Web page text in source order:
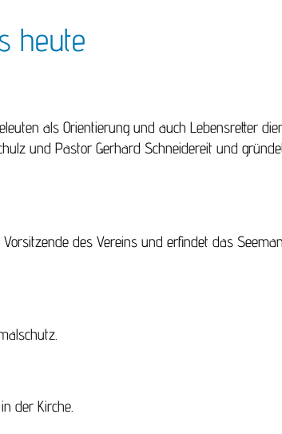
heute
als Orientierung und auch Lebensretter
und Pastor Gerhard Schneidereit und
des Vereins und erfindet das
der Kirche.